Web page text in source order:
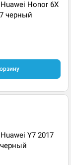
Honor 6X
черный
Y7 2017
черный